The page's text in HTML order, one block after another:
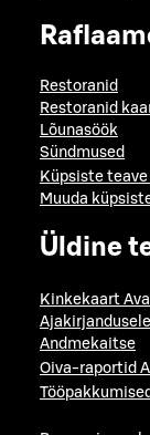
Restoranid
Restoranid
Lõunasöök
Sündmused
Küpsiste teave
Muuda
Üldine
Kinkekaart
Ajakirjandusele
Andmekaitse
Oiva-raportid
Tööpakkumised